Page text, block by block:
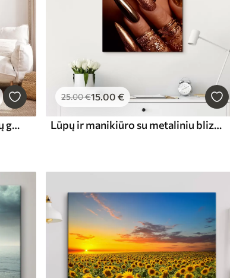
Aukšta žolė su pūkuotomis sėklų galvutėmis, smėlio paplūdimys ir vandenyno bangos fone, švelni ir prislopinta spalvų paletė
25.00€15 .00 €
Lūpų ir manikiūro su metaliniu blizgesiu artimas planas